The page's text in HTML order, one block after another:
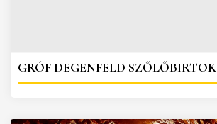
GRÓF DEGENFELD SZŐLŐBIRTOK